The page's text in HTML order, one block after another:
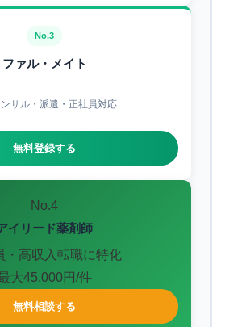
No.3
ファル・メイト
サル・派遣・正社員対応
無料登録する
No.4
イリード薬剤師
・高収入転職に特化
大45,000円/件
無料相談する